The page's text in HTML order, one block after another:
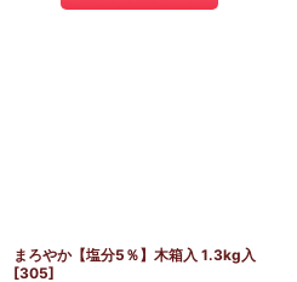
まろやか【塩分5％】木箱入 1.3kg入
[305]